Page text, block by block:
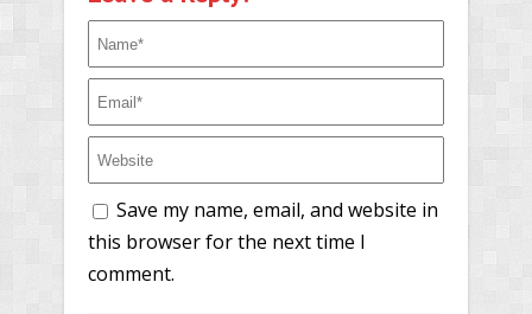
Save my name, email, and website in
this browser for the next time I
comment.